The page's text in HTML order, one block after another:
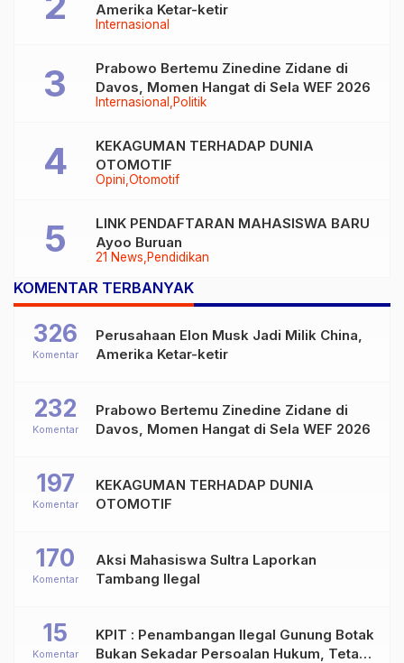
Internasional
Amerika Ketar-ketir
Internasional Politik
Prabowo Bertemu Zinedine Zidane di
Davos, Momen Hangat di Sela WEF 2026
Opini Otomotif
KEKAGUMAN TERHADAP DUNIA
OTOMOTIF
21 News Pendidikan
LINK PENDAFTARAN MAHASISWA BARU
Ayoo Buruan
KOMENTAR TERBANYAK
Perusahaan Elon Musk Jadi Milik China,
Amerika Ketar-ketir
326
Komentar
Prabowo Bertemu Zinedine Zidane di
Davos, Momen Hangat di Sela WEF 2026
232
Komentar
KEKAGUMAN TERHADAP DUNIA
OTOMOTIF
197
Komentar
Aksi Mahasiswa Sultra Laporkan
Tambang Ilegal
170
Komentar
KPIT : Penambangan Ilegal Gunung Botak
Bukan Sekadar Persoalan Hukum, Tetapi
15
Komentar